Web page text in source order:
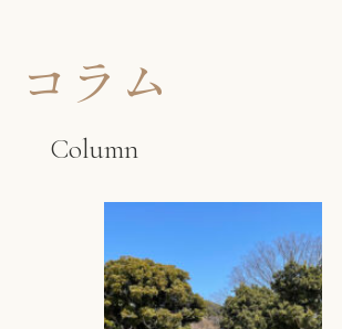
コラム
Column